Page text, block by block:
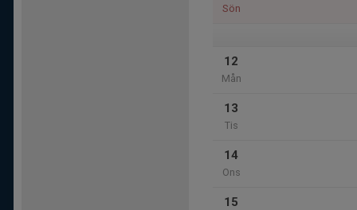
Sön
12
Mån
13
Tis
14
Ons
15